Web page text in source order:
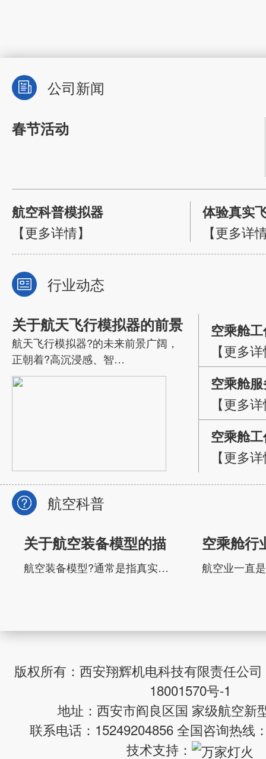
公司新闻
春节活动
航空科普模拟器
【更多详情】
【更多详
行业动态
关于航天飞行模拟器的前景
航天飞行模拟器?的未来前景广阔，
正朝着?高沉浸感、智…
空乘舱
【更多
空乘舱
因素分析
【更多
空乘舱
策略
【更多
航空科普
关于航空装备模型的描
述
航空装备模型?通常是指真实航空装备按比例缩小制作的实体模型，广义上也包含可飞行的航空模型，主要用于装备研发、收藏展示、科普运动与军事训练等领域。一、定义与核心规范根据国际航空联合会(FAI)与国内管理规则，其核心定义为：?重于空气、符合尺寸重量限制、不可载人、人工操控的无人驾驶航空器?（静态展示类模型除外），具体技术要...
空乘舱行
和挑战
版权所有：西安翔辉机电科技有限责任公
18001570号-1
地址：西安市阎良区国 家级航空新
联系电话：15249204856 全国咨询热线
技术支持：